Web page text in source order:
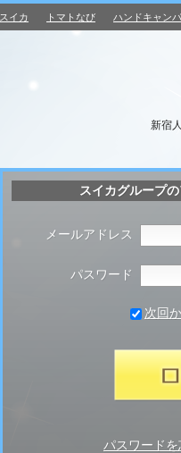
スイカ トマトなび ハンドキャン
新宿
スイカグループ
メールアドレス
パスワード
次回
パスワード